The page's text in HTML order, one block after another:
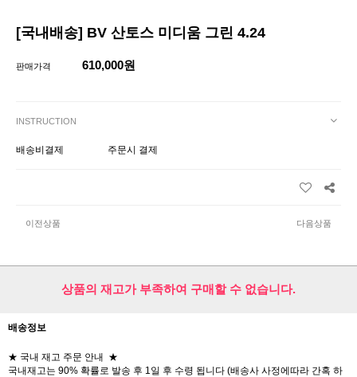
[국내배송] BV 산토스 미디움 그린 4.24
판매가격 610,000원
INSTRUCTION
배송비결제 주문시 결제
이전상품 다음상품
상품의 재고가 부족하여 구매할 수 없습니다.
배송정보
★ 국내 재고 주문 안내 ★
국내재고는 90% 확률로 발송 후 1일 후 수령 됩니다 (배송사 사정에따라 간혹 하